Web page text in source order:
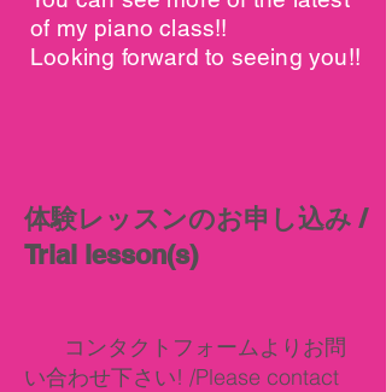
of my piano class!!
Looking forward to seeing you!!
​体験レッスンのお申し込み /
Trial lesson(s)
コンタクトフォームよりお問
い合わせ下さい! /Please contact